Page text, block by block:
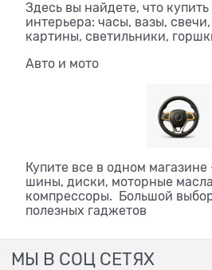
Здесь вы найдете, что
интерьера: часы, вазы,
картины, светильники,
Авто и мото
Купите все в одном
шины, диски, моторные
компрессоры. Большой
полезных гаджетов
МЫ В СОЦ СЕТЯХ